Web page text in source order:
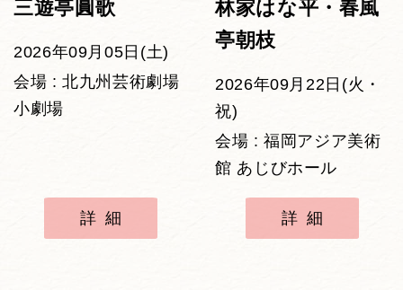
三遊亭圓歌
2026年09月05日(土)
会場 : 北九州芸術劇場
小劇場
詳細
林家はな平・春風
亭朝枝
2026年09月22日(火・
祝)
会場 : 福岡アジア美術
館 あじびホール
詳細